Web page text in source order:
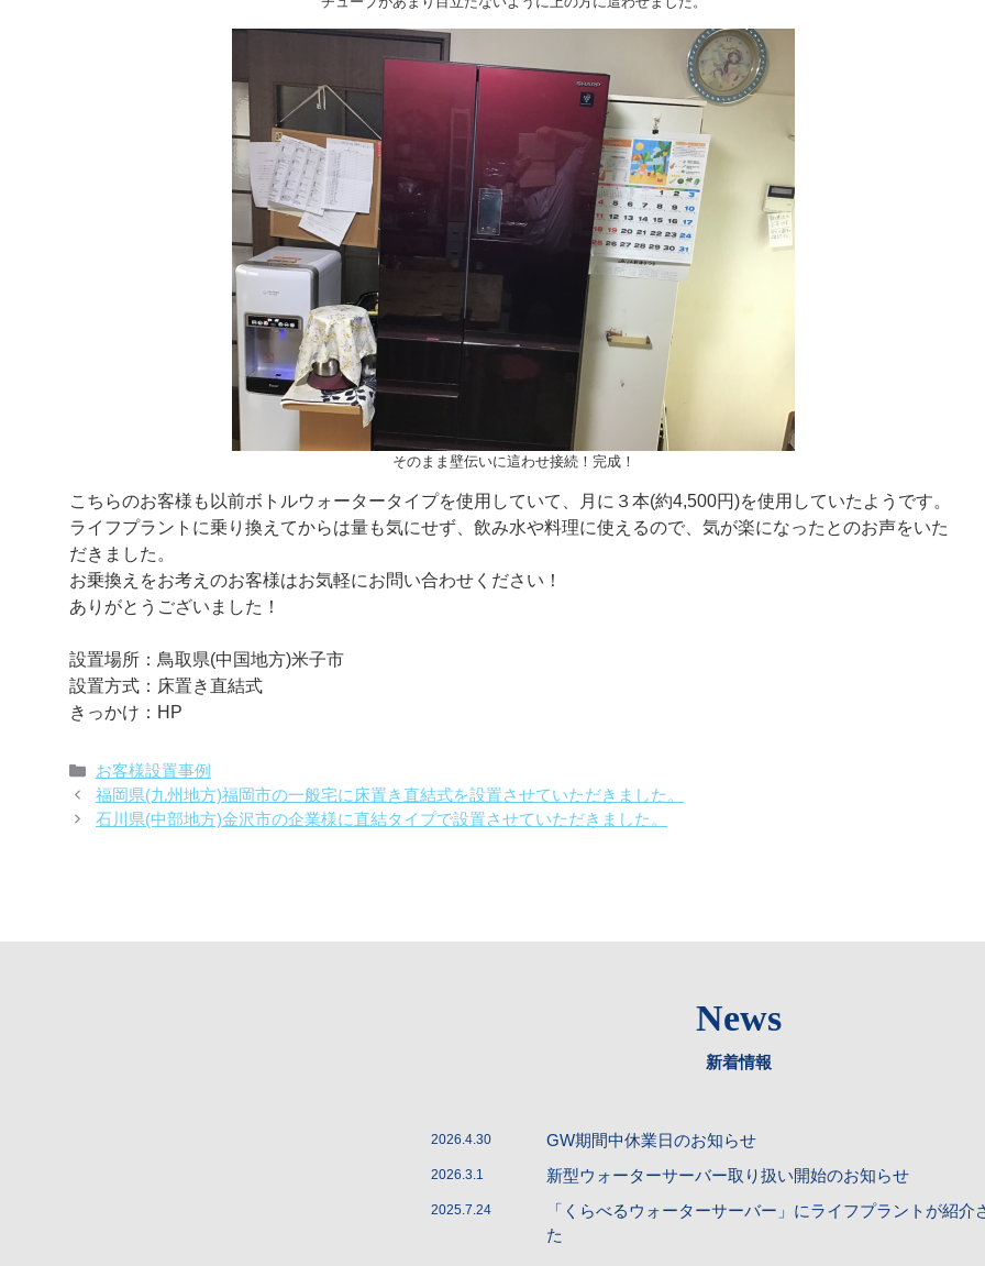
そのまま壁伝いに這わせ接続！完成！
こちらのお客様も以前ボトルウォータータイプを使用していて、月に３本(約4,500円)を使用していたようです。
ライフプラントに乗り換えてからは量も気にせず、飲み水や料理に使えるので、気が楽になったとのお声をいた
だきました。
お乗換えをお考えのお客様はお気軽にお問い合わせください！
ありがとうございました！
設置場所：鳥取県(中国地方)米子市
設置方式：床置き直結式
きっかけ：HP
カ
テ
ゴ
お客様設置事例
福岡県(九州地方)福岡市の一般宅に床置き直結式を設置させていただきました。
石川県(中部地方)金沢市の企業様に直結タイプで設置させていただきました。
News
新着情報
2026.4.30 GW期間中休業日のお知らせ
2026.3.1 新型ウォーターサーバー取り扱い開始のお知らせ
2025.7.24
「くらべるウォーターサーバー」にライフプラントが紹介
た